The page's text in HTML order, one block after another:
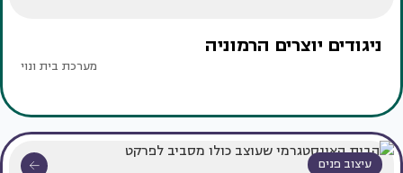
ניגודים יוצרים הרמוניה
מערכת בית ונוי
עיצוב פנים